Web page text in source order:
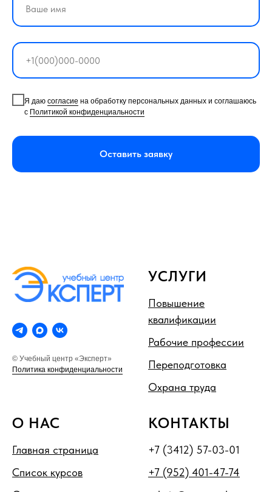
Я даю согласие на обработку персональных данных и соглашаюсь
с Политикой конфиденциальности
Оставить заявку
© Учебный центр «Эксперт»
Политика конфиденциальности
УСЛУГИ
Повышение
квалификации
Рабочие профессии
Переподготовка
Охрана труда
О НАС
Главная страница
Список курсов
КОНТАКТЫ
+7 (3412) 57-03-01
+7 (952) 401-47-74